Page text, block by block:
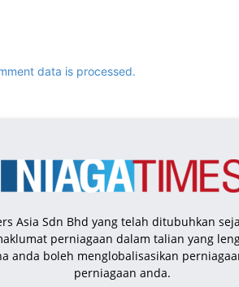
data is processed.
Asia Sdn Bhd yang telah ditubuhkan
perniagaan dalam talian yang
anda boleh menglobalisasikan
perniagaan anda.